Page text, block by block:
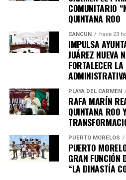
Únete al canal oficial
Quinto Poder
importantes de
en tu teléfono.
Unirme al canal
COMUNITARIO
QUINTANA ROO
CANCÚN hace 23
IMPULSA
JUÁREZ NUEVA
FORTALECER
ADMINISTRATIVA
PLAYA DEL CARMEN
RAFA MARÍN
QUINTANA ROO
PUERTO MORELOS
PUERTO
GRAN FUNCIÓN
“LA DINASTÍA